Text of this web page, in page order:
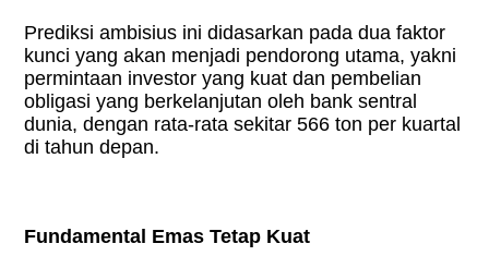
Prediksi ambisius ini didasarkan pada dua faktor
kunci yang akan menjadi pendorong utama, yakni
permintaan investor yang kuat dan pembelian
obligasi yang berkelanjutan oleh bank sentral
dunia, dengan rata-rata sekitar 566 ton per kuartal
di tahun depan.
Fundamental Emas Tetap Kuat